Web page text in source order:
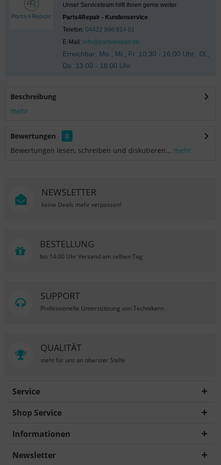
Unser Serviceteam hilft Ihnen gerne weiter:
Parts4Repair - Kundenservice
Telefon: 04422 996 814 01
E-Mail: info@parts4repair.de
Erreichbar: Mo., Mi., Fr. 10:30 - 16:00 Uhr, Di.,
Do. 13:00 - 18:00 Uhr
Beschreibung
mehr
Bewertungen
0
Bewertungen lesen, schreiben und diskutieren... mehr
NEWSLETTER
keine Deals mehr verpassen!
BESTELLUNG
bis 14:00 Uhr Versand am selben Tag
SUPPORT
Professionelle Unterstützung von Technikern
QUALITÄT
steht für uns an oberster Stelle
Service
Shop Service
Informationen
Newsletter